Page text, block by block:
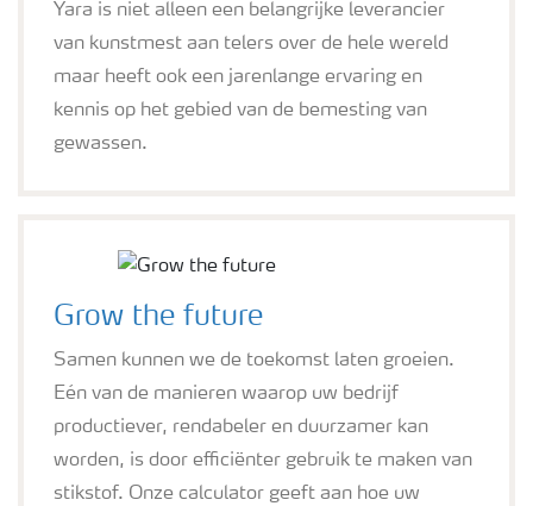
Yara is niet alleen een belangrijke leverancier
van kunstmest aan telers over de hele wereld
maar heeft ook een jarenlange ervaring en
kennis op het gebied van de bemesting van
gewassen.
Grow the future
Samen kunnen we de toekomst laten groeien.
Eén van de manieren waarop uw bedrijf
productiever, rendabeler en duurzamer kan
worden, is door efficiënter gebruik te maken van
stikstof. Onze calculator geeft aan hoe uw